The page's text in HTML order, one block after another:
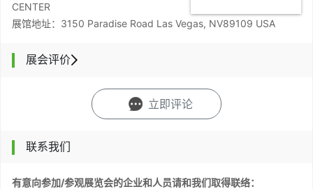
CENTER
展馆地址：3150 Paradise Road Las Vegas, NV89109 USA
展会评价
立即评论
联系我们
有意向参加/参观展览会的企业和人员请和我们取得联络：